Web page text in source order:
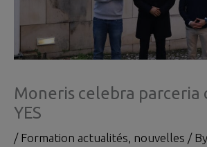
Moneris celebra parceria
YES
/ Formation actualités, nouvelles / By